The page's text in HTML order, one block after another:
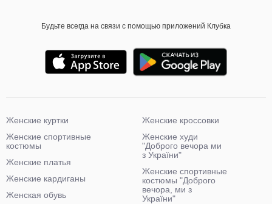
Будьте всегда на связи с помощью приложений Клубка
Женские куртки
Женские спортивные
костюмы
Женские платья
Женские кардиганы
Женская обувь
Женские кроссовки
Женские худи
"Доброго вечора ми
з України"
Женские спортивные
костюмы "Доброго
вечора, ми з
України"